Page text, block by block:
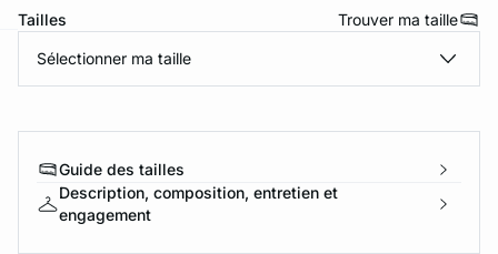
Tailles Trouver ma taille
Sélectionner ma taille
Guide des tailles
Description, composition, entretien et
engagement